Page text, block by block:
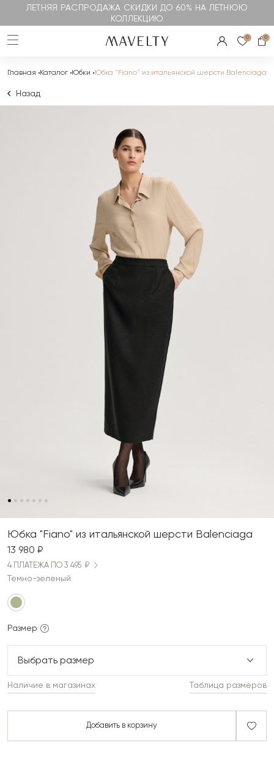
ЛЕТНЯЯ РАСПРОДАЖА СКИДКИ ДО 60% НА ЛЕТНЮЮ
КОЛЛЕКЦИЮ
0 0
Главная Каталог Юбки Юбка "Fiano" из итальянской шерсти Balenciaga
Назад
Юбка "Fiano" из итальянской шерсти Balenciaga
13 980 ₽
4 ПЛАТЕЖА ПО 3 495 ₽
Темно-зеленый
Размер
Выбрать размер
Таблица размеров
Наличие в магазинах
Добавить в корзину